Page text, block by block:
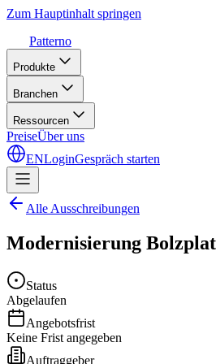
Zum Hauptinhalt springen
Patterno
Produkte
Branchen
Ressourcen
PreiseÜber uns
ENLoginGespräch starten
Alle Ausschreibungen
Modernisierung
Status
Abgelaufen
Angebotsfrist
Keine Frist angegeben
Auftraggeber